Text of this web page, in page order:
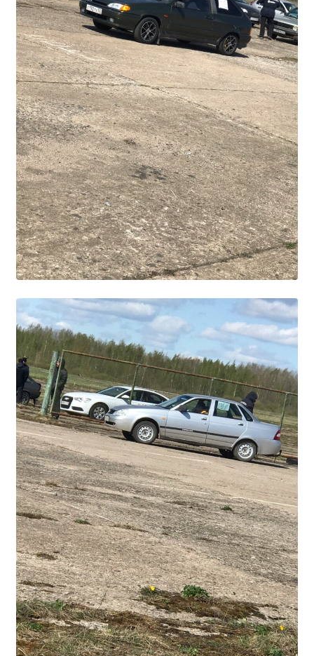
организации
УЧЕБНАЯ РАБОТА
Расписание занятий
Заочное отделение
Локальные акты
ВОСПИТАТЕЛЬНАЯ РАБОТА
Безопасность на железной дороге
ГТО
Дополнительное образование
Информационная безопасность
Информация для детей-сирот
Памятные даты военной истории
Программа воспитания
Противодействие терроризму
Профилактическая работа
Работа педагога-психолога
Студенческий совет
Студенческий спортивный клуб
МЕТОДИЧЕСКАЯ РАБОТА
В помощь педагогам и мастерам ПО
ПРОЧЕЕ
История нашего техникума
Фотографии техникума
ПОЛЕЗНЫЕ ССЫЛКИ
Министерство науки и высшего образования
РФ